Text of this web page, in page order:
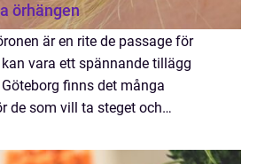
örhängen
är en rite de passage för
vara ett spännande tillägg
finns det många
de som vill ta steget och